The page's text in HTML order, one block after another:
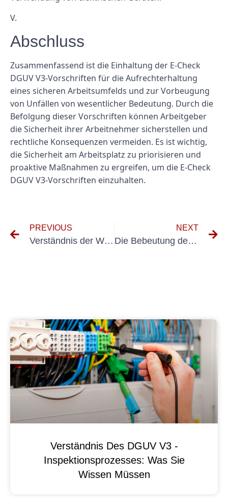
V.
Abschluss
Zusammenfassend ist die Einhaltung der E-Check
DGUV V3-Vorschriften für die Aufrechterhaltung
eines sicheren Arbeitsumfelds und zur Vorbeugung
von Unfällen von wesentlicher Bedeutung. Durch die
Befolgung dieser Vorschriften können Arbeitgeber
die Sicherheit ihrer Arbeitnehmer sicherstellen und
rechtliche Konsequenzen vermeiden. Es ist wichtig,
die Sicherheit am Arbeitsplatz zu priorisieren und
proaktive Maßnahmen zu ergreifen, um die E-Check
DGUV V3-Vorschriften einzuhalten.
PREVIOUS
Verständnis der Wichtigkeit von Erstertpüfung für Ortsveränderlicher Elektrischer Betriebmittel
NEXT
Die Bebeutung der Holzung von Elektieren Bärbsmiten: Warum ist Sie Wichttig?
Verständnis Des DGUV V3 -
Inspektionsprozesses: Was Sie
Wissen Müssen